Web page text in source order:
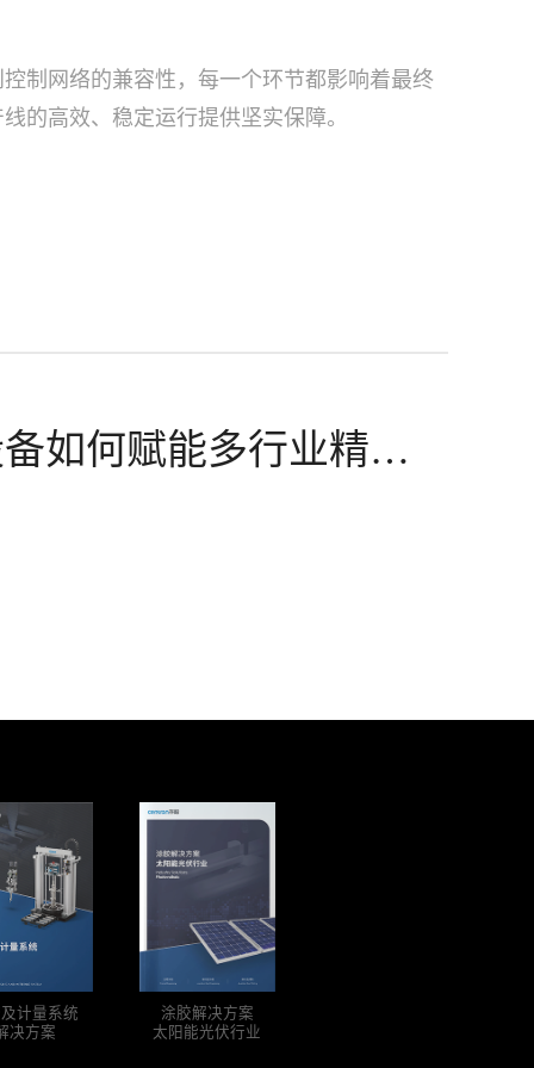
制网络的兼容性，每一个环节都影响着最终
的高效、稳定运行提供坚实保障。
如何赋能多行业精密
计量系统
决方案
涂胶解决方案
太阳能光伏行业